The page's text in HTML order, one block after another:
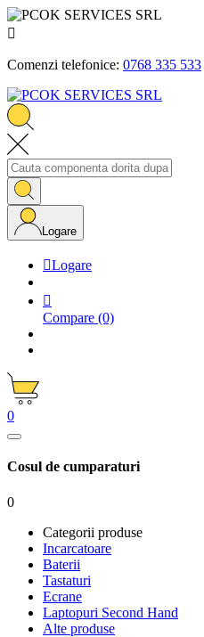

Comenzi telefonice: 0768 335 533
Logare
Logare

Compare (0)
0
Cosul de cumparaturi
0
Categorii produse
Incarcatoare
Baterii
Tastaturi
Ecrane
Laptopuri Second Hand
Alte produse